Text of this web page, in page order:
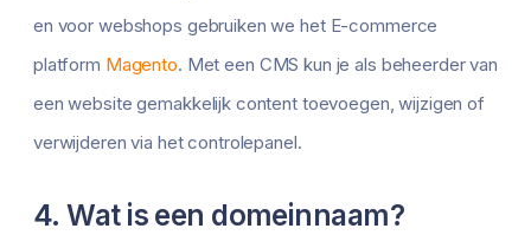
en voor webshops gebruiken we het E-commerce
platform Magento. Met een CMS kun je als beheerder van
een website gemakkelijk content toevoegen, wijzigen of
verwijderen via het controlepanel.
4. Wat is een domeinnaam?